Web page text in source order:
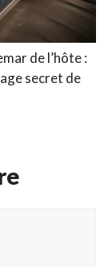
de l’hôte :
secret de